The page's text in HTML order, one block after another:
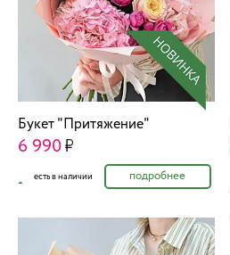
Букет "Притяжение"
6 990
есть в наличии подробнее